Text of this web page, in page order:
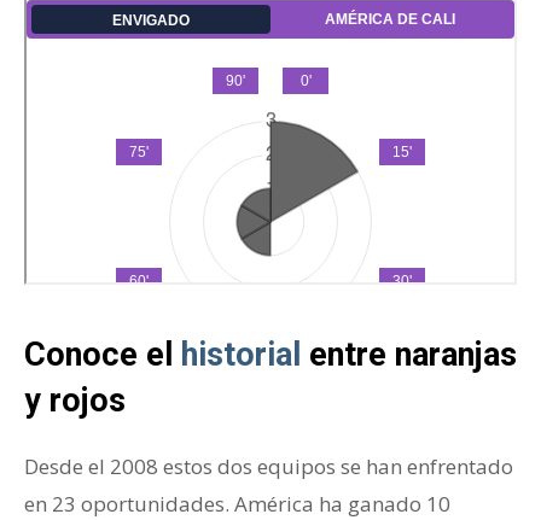
Conoce el historial entre naranjas
y rojos
Desde el 2008 estos dos equipos se han enfrentado
en 23 oportunidades. América ha ganado 10